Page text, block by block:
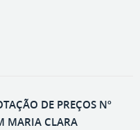
DE PREÇOS Nº
MARIA CLARA